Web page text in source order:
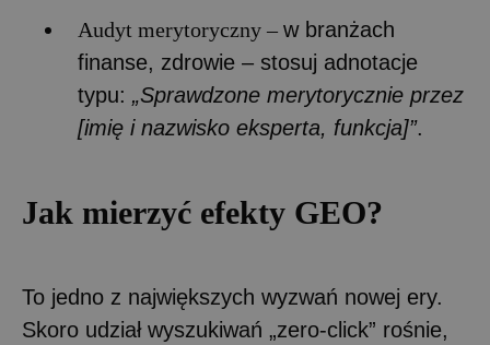
Audyt merytoryczny – w branżach
finanse, zdrowie – stosuj adnotacje
typu: „Sprawdzone merytorycznie przez
[imię i nazwisko eksperta, funkcja]”.
Jak mierzyć efekty GEO?
To jedno z największych wyzwań nowej ery.
Skoro udział wyszukiwań „zero-click” rośnie,